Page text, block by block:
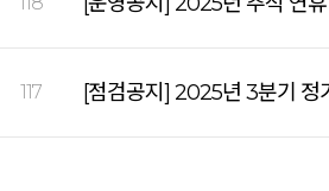
117 [점검공지] 2025년 3분기 정